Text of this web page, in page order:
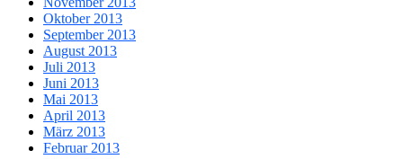
Oktober 2013
September 2013
August 2013
Juli 2013
Juni 2013
Mai 2013
April 2013
März 2013
Februar 2013